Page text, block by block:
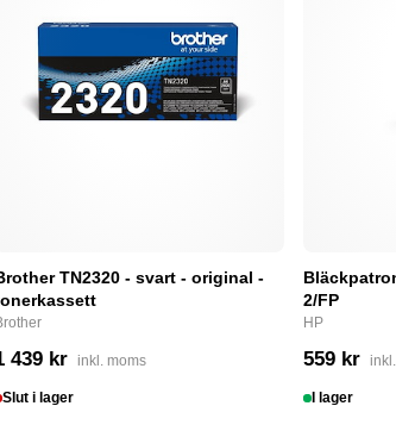
TN2320 - svart - original -
439 kr inkl. moms
Slut i lager
2/FP
HP
559 kr
I lager